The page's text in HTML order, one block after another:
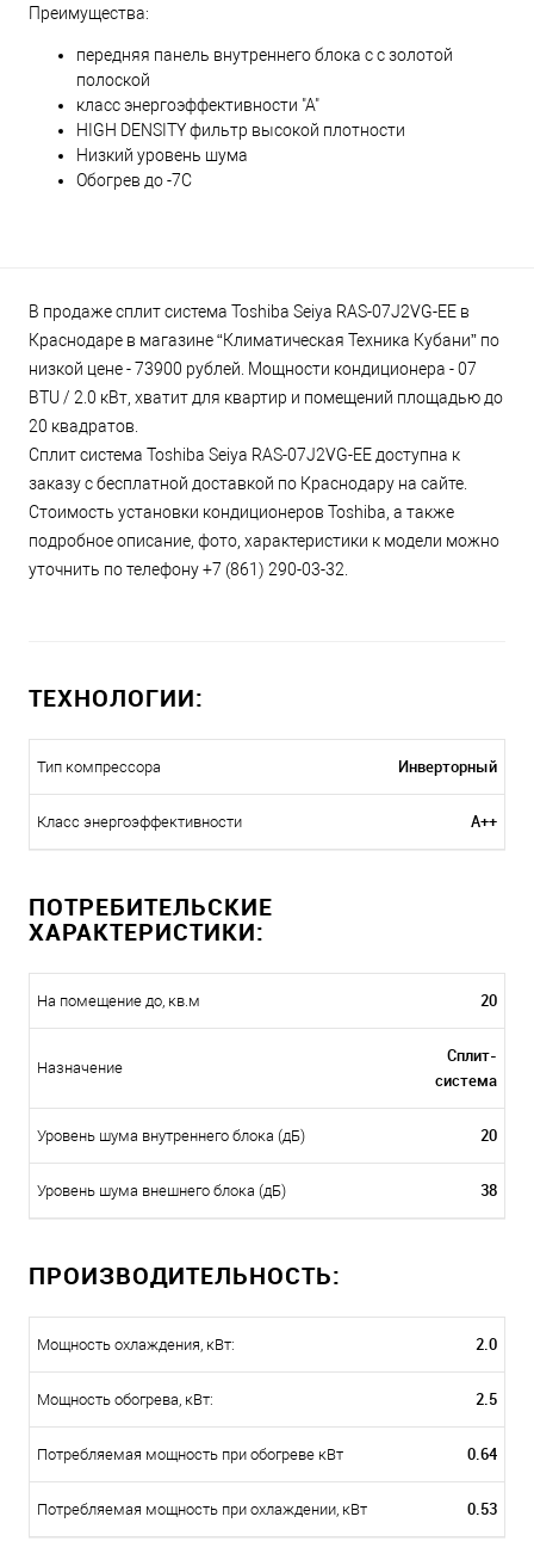
Преимущества:
передняя панель внутреннего блока с с золотой
полоской
класс энергоэффективности "А"
HIGH DENSITY фильтр высокой плотности
Низкий уровень шума
Обогрев до -7С
В продаже сплит система Toshiba Seiya RAS-07J2VG-EE в
Краснодаре в магазине “Климатическая Техника Кубани” по
низкой цене - 73900 рублей. Мощности кондиционера - 07
BTU / 2.0 кВт, хватит для квартир и помещений площадью до
20 квадратов.
Сплит система Toshiba Seiya RAS-07J2VG-EE доступна к
заказу с бесплатной доставкой по Краснодару на сайте.
Стоимость установки кондиционеров Toshiba, а также
подробное описание, фото, характеристики к модели можно
уточнить по телефону +7 (861) 290-03-32.
ТЕХНОЛОГИИ:
Тип компрессора Инверторный
Класс энергоэффективности A++
ПОТРЕБИТЕЛЬСКИЕ
ХАРАКТЕРИСТИКИ:
На помещение до, кв.м 20
Назначение
Сплит-
система
Уровень шума внутреннего блока (дБ) 20
Уровень шума внешнего блока (дБ) 38
ПРОИЗВОДИТЕЛЬНОСТЬ:
Мощность охлаждения, кВт: 2.0
Мощность обогрева, кВт: 2.5
Потребляемая мощность при обогреве кВт 0.64
Потребляемая мощность при охлаждении, кВт 0.53